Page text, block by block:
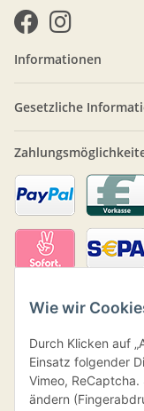
Wie wir
Durch Klicken auf
Einsatz folgender
Vimeo,
ändern
Informationen
Gesetzliche